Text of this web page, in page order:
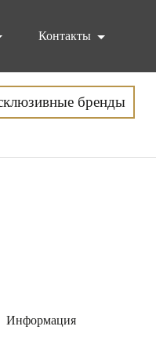
Контакты
бренды
Информация